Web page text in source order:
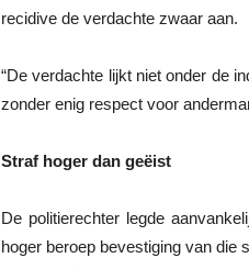
recidive de verdachte zwaar aan.
“De verdachte lijkt niet onder de
zonder enig respect voor
Straf hoger dan geëist
De politierechter legde
hoger beroep bevestiging van die